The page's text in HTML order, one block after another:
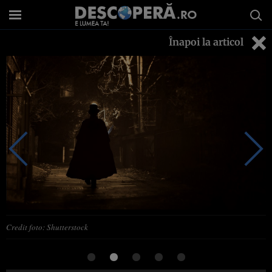
Înapoi la articol
Credit foto: Shutterstock